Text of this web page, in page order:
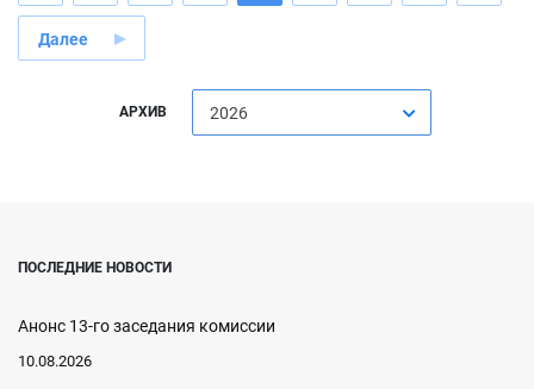
Далее
АРХИВ 2026
ПОСЛЕДНИЕ НОВОСТИ
Анонс 13-го заседания комиссии
10.08.2026